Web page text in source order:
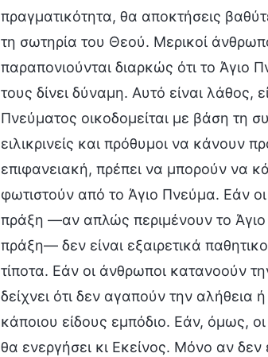
πραγματικότητα, θα αποκτήσεις
τη σωτηρία του Θεού. Μερικοί
παραπονιούνται διαρκώς ότι το Άγιο
τους δίνει δύναμη. Αυτό είναι
Πνεύματος οικοδομείται με βάση τη
ειλικρινείς και πρόθυμοι να κάνουν
επιφανειακή, πρέπει να μπορούν να
φωτιστούν από το Άγιο Πνεύμα. Εάν
πράξη —αν απλώς περιμένουν το
πράξη— δεν είναι εξαιρετικά
τίποτα. Εάν οι άνθρωποι κατανοούν
δείχνει ότι δεν αγαπούν την αλήθεια
κάποιου είδους εμπόδιο. Εάν, όμως,
θα ενεργήσει κι Εκείνος. Μόνο αν